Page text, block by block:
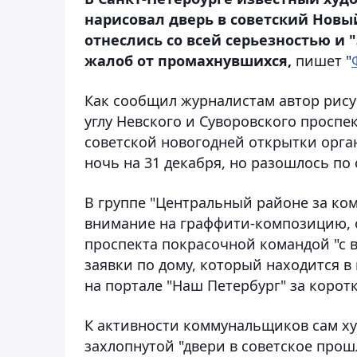
нарисовал дверь в советский
отнеслись со всей серьезностью
жалоб от промахнувшихся, пишет "
Как сообщил журналистам автор
углу Невского и Суворовского
советской новогодней открытки
ночь на 31 декабря, но разошлось
В группе "Центральный районе за
внимание на граффити-композицию,
проспекта покрасочной командой
заявки по дому, который находится
на портале "Наш Петербург" за
К активности коммунальщиков сам
захлопнутой "двери в советское